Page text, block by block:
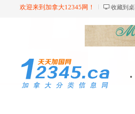
欢迎来到加拿大12345网！ 收藏到
·